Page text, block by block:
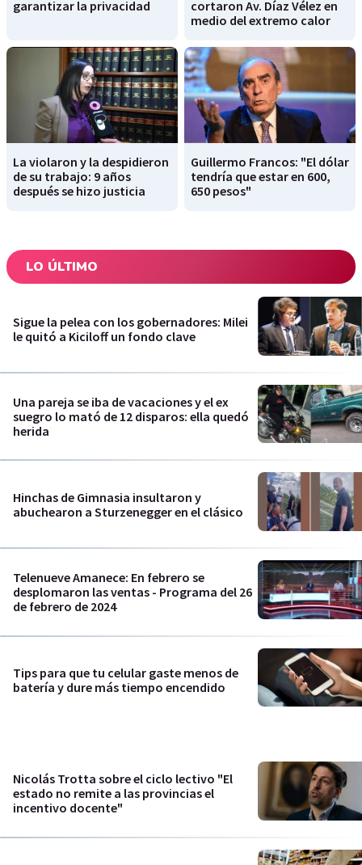
garantizar la privacidad
cortaron Av. Díaz Vélez en
medio del extremo calor
La violaron y la despidieron
de su trabajo: 9 años
después se hizo justicia
Guillermo Francos: "El dólar
tendría que estar en 600,
650 pesos"
LO ÚLTIMO
Sigue la pelea con los gobernadores: Milei
le quitó a Kiciloff un fondo clave
Una pareja se iba de vacaciones y el ex
suegro lo mató de 12 disparos: ella quedó
herida
Hinchas de Gimnasia insultaron y
abuchearon a Sturzenegger en el clásico
Telenueve Amanece: En febrero se
desplomaron las ventas - Programa del 26
de febrero de 2024
Tips para que tu celular gaste menos de
batería y dure más tiempo encendido
Nicolás Trotta sobre el ciclo lectivo "El
estado no remite a las provincias el
incentivo docente"